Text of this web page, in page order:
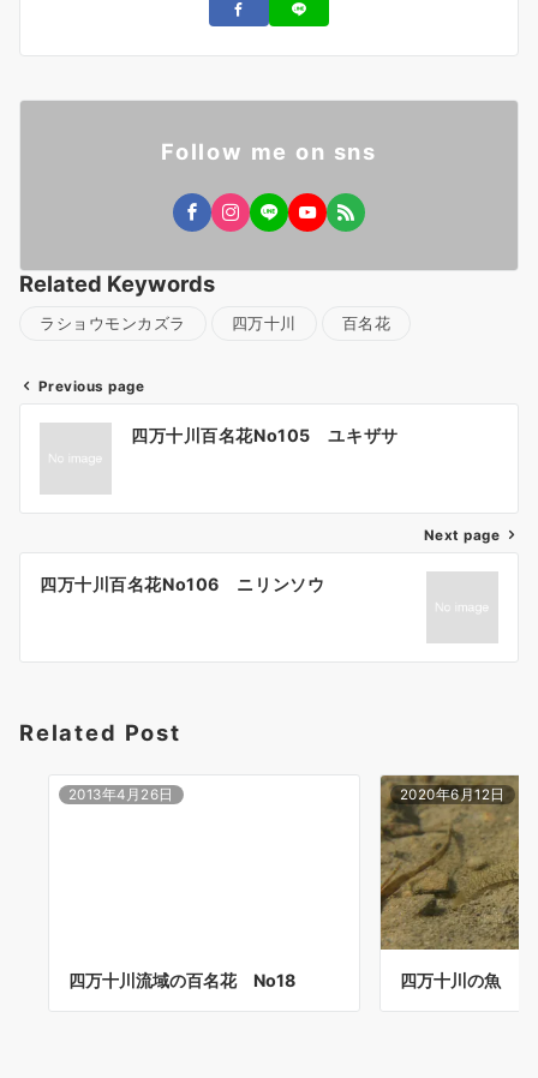
Follow me on sns
Related Keywords
ラショウモンカズラ 四万十川 百名花
投
ビ
シ
ン
Previous page
四万十川百名花No105 ユキザサ
Next page
四万十川百名花No106 ニリンソウ
Related Post
2013年4月26日
四万十川流域の百名花 No18
2020年6月12日
四万十川の魚